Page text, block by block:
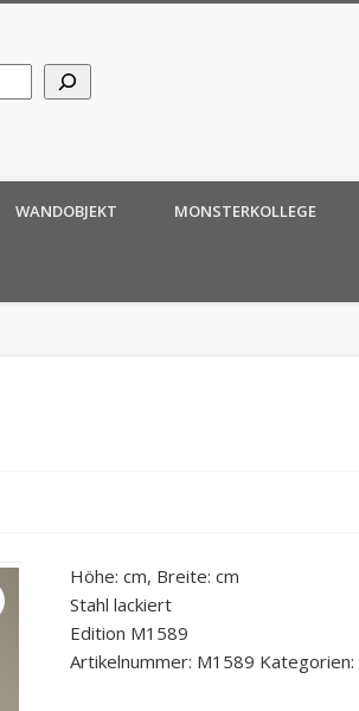
WANDOBJEKT MONSTERKOLLEGE
Höhe: cm, Breite: cm
Stahl lackiert
Edition M1589
Artikelnummer: M1589 Kategorien: